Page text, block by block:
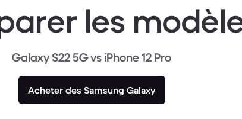
les
Galaxy S22 5G vs iPhone 12 Pro
Acheter des Samsung Galaxy